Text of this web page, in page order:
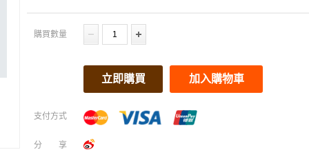
購買數量
立即購買 加入購物車
支付方式
分享